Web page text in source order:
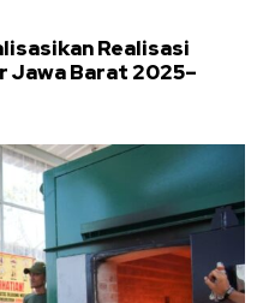
Realisasi
Jawa Barat 2025–